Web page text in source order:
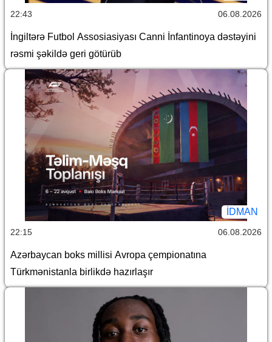
22:43 06.08.2026
İngiltərə Futbol Assosiasiyası Canni İnfantinoya dəstəyini
rəsmi şəkildə geri götürüb
İDMAN
22:15 06.08.2026
Azərbaycan boks millisi Avropa çempionatına
Türkmənistanla birlikdə hazırlaşır